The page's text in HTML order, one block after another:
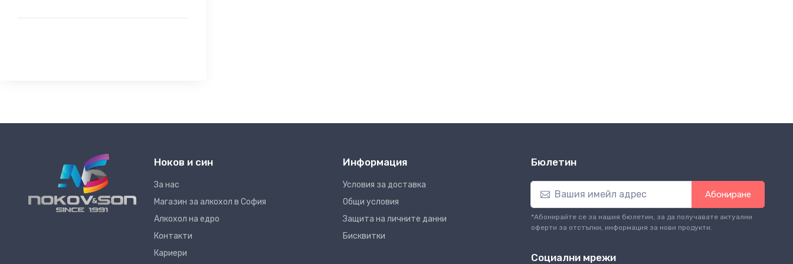
Ноков и син
За нас
Магазин за алкохол в София
Алкохол на едро
Контакти
Кариери
Информация
Условия за доставка
Общи условия
Защита на личните данни
Бисквитки
Бюлетин
Абониране
*Абонирайте се за нашия бюлетин, за да получавате актуални
оферти за отстъпки, информация за нови продукти.
Социални мрежи